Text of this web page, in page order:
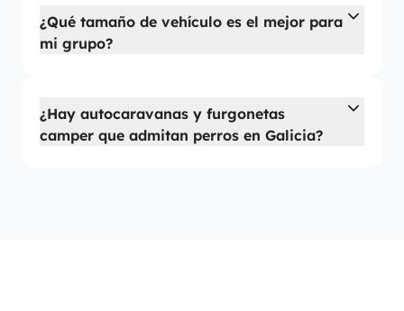
¿Qué tamaño de vehículo es el mejor para
mi grupo?
¿Hay autocaravanas y furgonetas
camper que admitan perros en Galicia?